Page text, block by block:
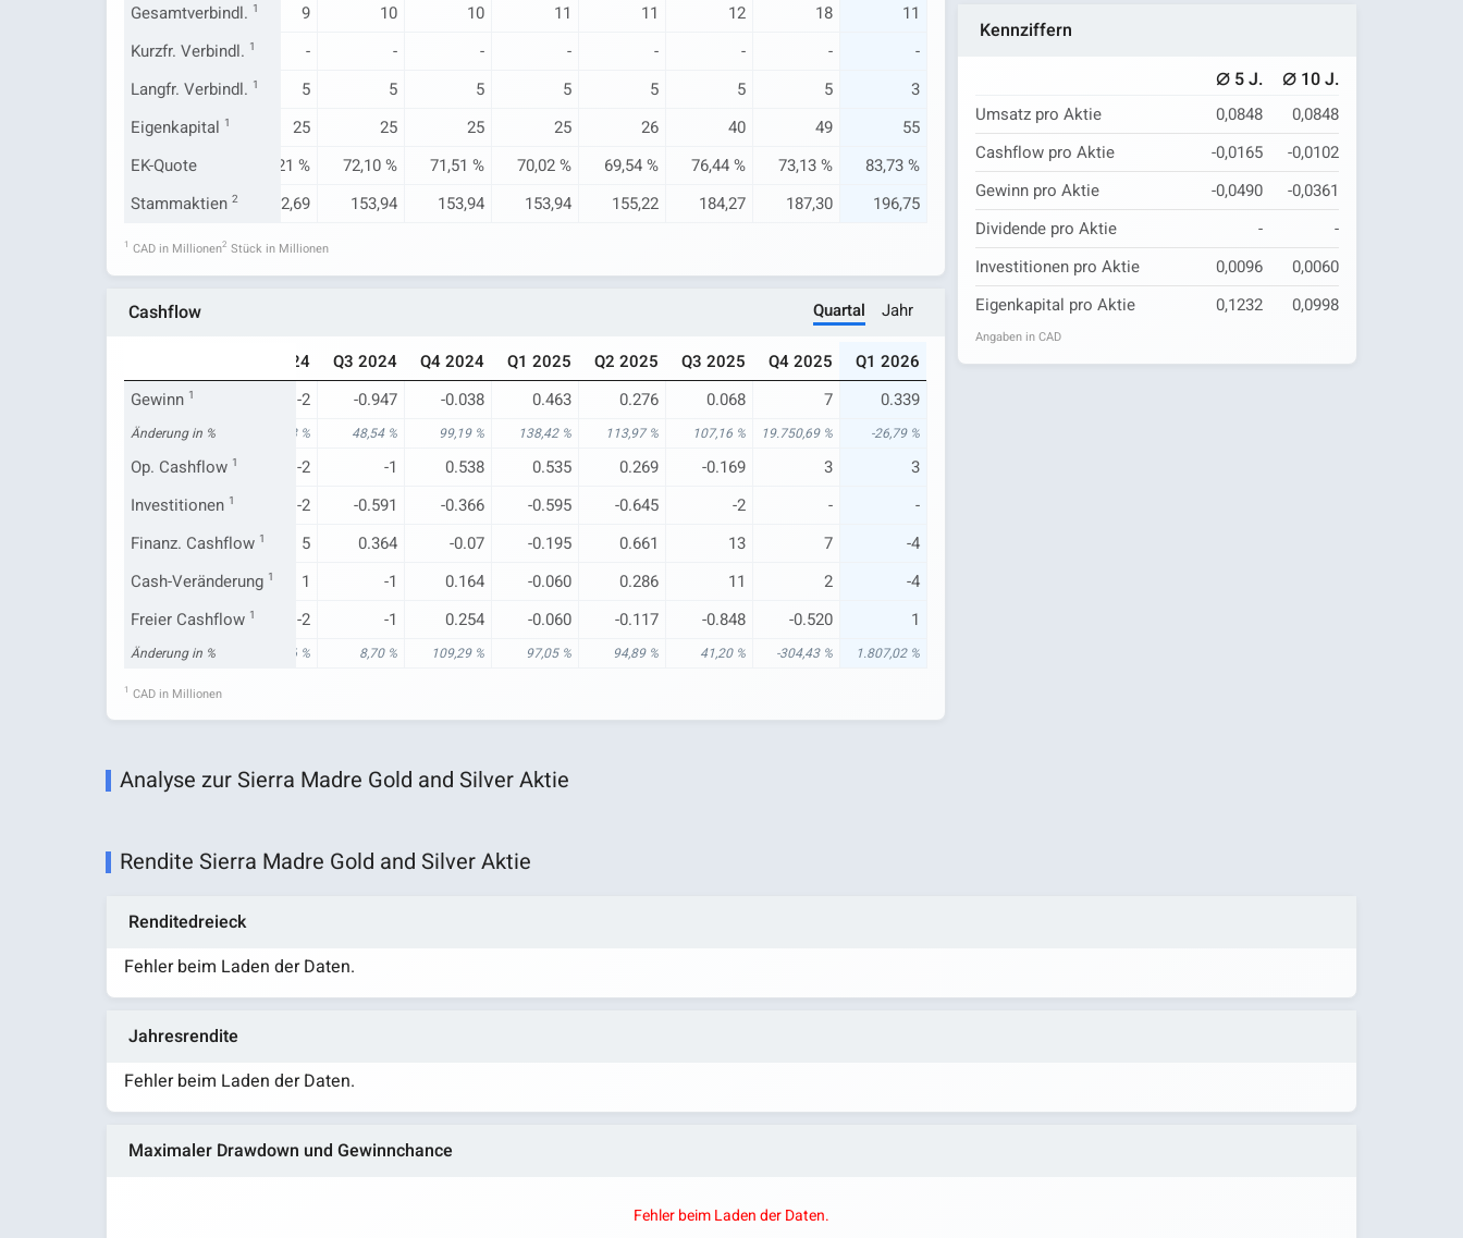
Gesamtverbindl. 1
4 4 9 10 10 11 11 12 18
11
Kurzfr. Verbindl. 1
- - - - - - - - -
-
Langfr. Verbindl. 1
- - 5 5 5 5 5 5 5
3
Eigenkapital 1
27 26 25 25 25 25 26 40 49
55
EK-Quote
87,60 % 86,61 % 73,21 % 72,10 % 71,51 % 70,02 % 69,54 % 76,44 % 73,13 %
83,73 %
Stammaktien 2
149,12 152,69 152,69 153,94 153,94 153,94 155,22 184,27 187,30 196,75
1 CAD in Millionen2 Stück in Millionen
Cashflow Quartal Jahr
Q2 2024 Q3 2024 Q4 2024 Q1 2025 Q2 2025 Q3 2025 Q4 2025
Q1 2026
Gewinn 1
-5 -2 -0.947 -0.038 0.463 0.276 0.068 7 0.339
Änderung in %
-370,23 % 96,30 % -111,98 % 48,54 % 99,19 % 138,42 % 113,97 % 107,16 % 19.750,69 % -26,79 %
Op. Cashflow 1
-1 -1 -2 -1 0.538 0.535 0.269 -0.169 3
3
Investitionen 1
-0.832 -0.933 -2 -0.591 -0.366 -0.595 -0.645 -2 -
-
Finanz. Cashflow 1
-0.020 0.710 5 0.364 -0.07 -0.195 0.661 13 7
-4
Cash-Veränderung 1
-2 -1 1 -1 0.164 -0.060 0.286 11 2
-4
Freier Cashflow 1
-3 -2 -2 -1 0.254 -0.060 -0.117 -0.848 -0.520 1
Änderung in %
-198,42 % -107,77 % 0,46 % 8,70 % 109,29 % 97,05 % 94,89 % 41,20 % -304,43 % 1.807,02 %
1 CAD in Millionen
Kennziffern
⌀ 5 J. ⌀ 10 J.
Umsatz pro Aktie 0,0848
0,0848
Cashflow pro Aktie
-0,0165
-0,0102
Gewinn pro Aktie
-0,0490
-0,0361
Dividende pro Aktie
-
-
Investitionen pro Aktie
0,0096
0,0060
Eigenkapital pro Aktie
0,1232 0,0998
Angaben in CAD
Analyse zur Sierra Madre Gold and Silver Aktie
Rendite Sierra Madre Gold and Silver Aktie
Renditedreieck
Fehler beim Laden der Daten.
Jahresrendite
Fehler beim Laden der Daten.
Maximaler Drawdown und Gewinnchance
Fehler beim Laden der Daten.